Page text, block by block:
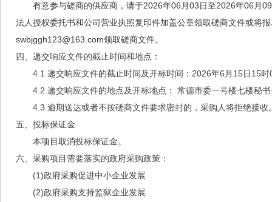
有意参与磋商的供应商，请于2026年06月03日至2026年06月
法人授权委托书和公司营业执照复印件加盖公章领取磋商文件或将
swbjggh123@163.com领取磋商文件。
四、递交响应文件的截止时间和地点：
4.1 递交响应文件的截止时间及开标时间：2026年6 月 15日15时
4.2 递交响应文件的地点及开标地点：
常德市委一号楼七楼秘
4.3 逾期送达或者不按磋商文件要求密封的，采购人将拒绝接收
五、投标保证金
本项目取消投标保证金。
六、采购项目需要落实的政府采购政策：
(1)政府采购促进中小企业发展
(2)政府采购支持监狱企业发展